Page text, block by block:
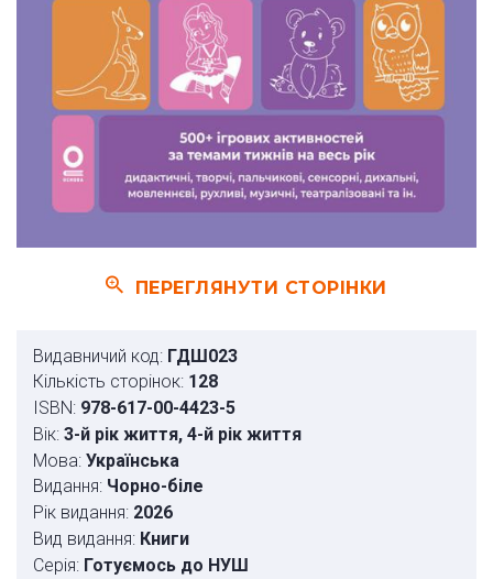
ПЕРЕГЛЯНУТИ СТОРІНКИ
Видавничий код: ГДШ023
Кількість сторінок: 128
ISBN: 978-617-00-4423-5
Вік: 3-й рік життя, 4-й рік життя
Мова: Українська
Видання: Чорно-біле
Рік видання: 2026
Вид видання: Книги
Серія: Готуємось до НУШ